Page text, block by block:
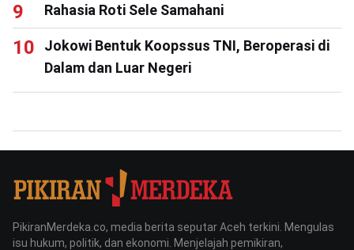
Rahasia Roti Sele Samahani
Jokowi Bentuk Koopssus TNI, Beroperasi di
Dalam dan Luar Negeri
PikiranMerdeka.co, media berita seputar Aceh terkini. Mengulas
isu hukum, politik, dan ekonomi. Menjelajah pemikiran,